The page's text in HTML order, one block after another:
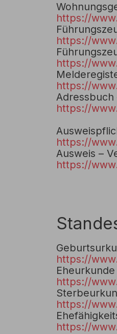
https://
https://
https://
https://
Adressbuch
https://
https://
Ausweis –
https://
https://
https://
https://
https://